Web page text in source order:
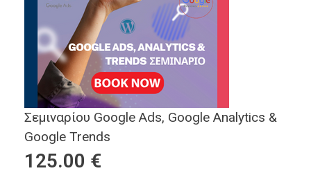
Σεμιναρίου Google Ads, Google Analytics &
Google Trends
125.00 €